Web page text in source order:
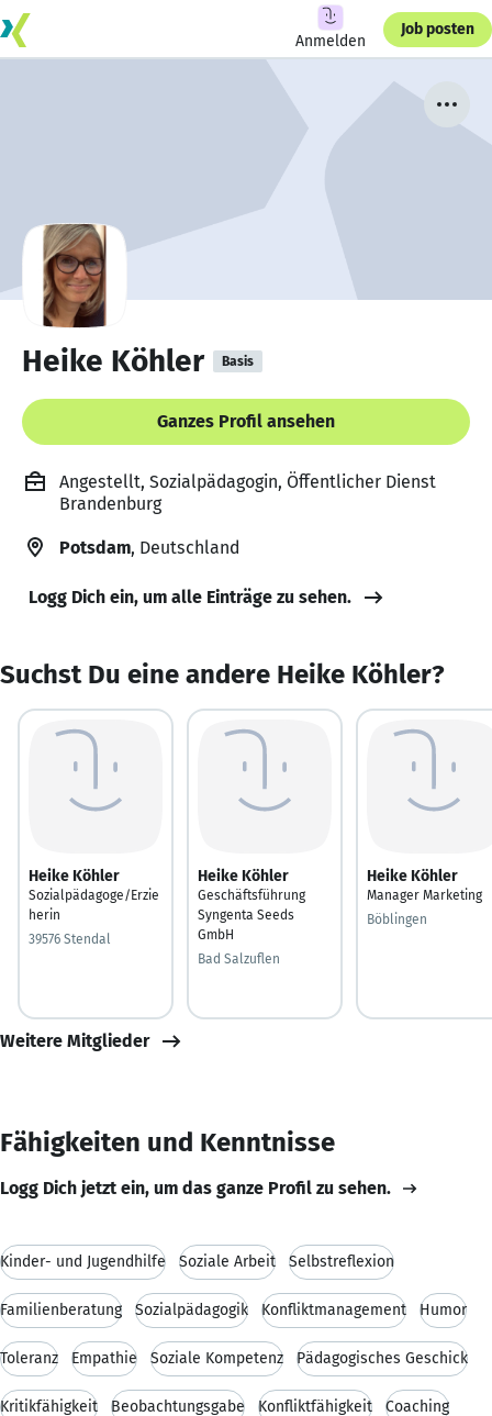
Anmelden
Job posten
Heike Köhler Basis
Ganzes Profil ansehen
Angestellt, Sozialpädagogin, Öffentlicher Dienst
Brandenburg
Potsdam, Deutschland
Logg Dich ein, um alle Einträge zu sehen.
Suchst Du eine andere Heike Köhler?
Heike Köhler
Sozialpädagoge/Erzie
herin
39576 Stendal
Heike Köhler
Geschäftsführung
Syngenta Seeds
GmbH
Bad Salzuflen
Heike Köhler
Manager Marketing
Böblingen
Weitere Mitglieder
Fähigkeiten und Kenntnisse
Logg Dich jetzt ein, um das ganze Profil zu sehen.
Kinder- und Jugendhilfe Soziale Arbeit Selbstreflexion
Familienberatung Sozialpädagogik Konfliktmanagement Humor
Toleranz Empathie Soziale Kompetenz Pädagogisches Geschick
Kritikfähigkeit Beobachtungsgabe Konfliktfähigkeit Coaching